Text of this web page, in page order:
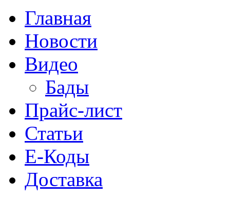
Главная
Новости
Видео
Бады
Прайс-лист
Статьи
Е-Коды
Доставка